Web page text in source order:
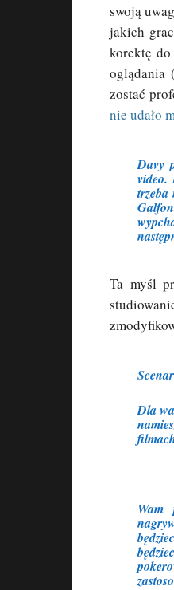
swoją
jakich
korektę
oglądania
zostać
nie udało
Davy
video.
trzeba
Ta myśl
Dla
Wam